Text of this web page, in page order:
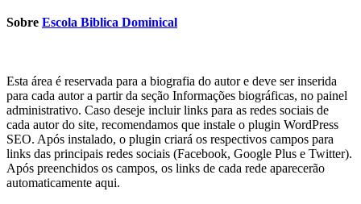
Sobre Escola Biblica Dominical
Esta área é reservada para a biografia do autor e deve ser inserida
para cada autor a partir da seção Informações biográficas, no painel
administrativo. Caso deseje incluir links para as redes sociais de
cada autor do site, recomendamos que instale o plugin WordPress
SEO. Após instalado, o plugin criará os respectivos campos para
links das principais redes sociais (Facebook, Google Plus e Twitter).
Após preenchidos os campos, os links de cada rede aparecerão
automaticamente aqui.